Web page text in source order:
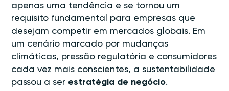
apenas uma tendência e se tornou um
requisito fundamental para empresas que
desejam competir em mercados globais. Em
um cenário marcado por mudanças
climáticas, pressão regulatória e consumidores
cada vez mais conscientes, a sustentabilidade
passou a ser estratégia de negócio.